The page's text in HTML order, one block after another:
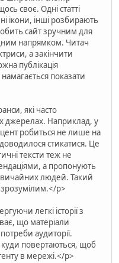
своє. Одні статті
ікони, інші розбирають
сайт зручним для
напрямком. Читач
а закінчити
публікація
показати
які часто
джерелах. Наприклад, у
робиться не лише на
стикатися. Це
тексти теж не
а пропонують
людей. Такий
зрозумілим.</p>
легкі історії з
що матеріали
аудиторії.
куди повертаються, щоб
в мережі.</p>